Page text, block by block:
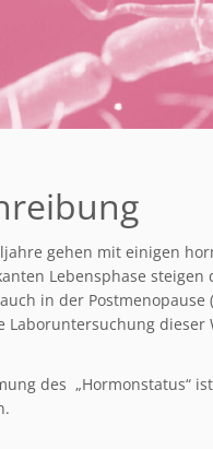
gehen mit einigen
Lebensphase steigen
in der
Laboruntersuchung dieser
des „Hormonstatus“